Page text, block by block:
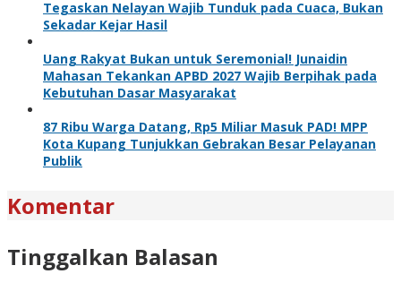
Tegaskan Nelayan Wajib Tunduk pada Cuaca, Bukan
Sekadar Kejar Hasil
Uang Rakyat Bukan untuk Seremonial! Junaidin
Mahasan Tekankan APBD 2027 Wajib Berpihak pada
Kebutuhan Dasar Masyarakat
87 Ribu Warga Datang, Rp5 Miliar Masuk PAD! MPP
Kota Kupang Tunjukkan Gebrakan Besar Pelayanan
Publik
Komentar
Tinggalkan Balasan